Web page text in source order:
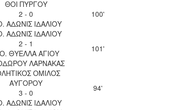
ΘΟΙ ΠΥΡΓΟΥ
2 - 0
ΑΔΩΝΙΣ ΙΔΑΛΙΟΥ
100'
ΑΔΩΝΙΣ ΙΔΑΛΙΟΥ
2 - 1
ΘΥΕΛΛΑ ΑΓΙΟΥ
ΛΑΡΝΑΚΑΣ
101'
ΟΜΙΛΟΣ
ΑΥΓΟΡΟΥ
3 - 0
ΑΔΩΝΙΣ ΙΔΑΛΙΟΥ
94'